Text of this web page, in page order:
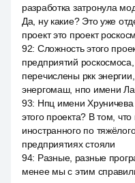
разработка затронула
Да, ну какие? Это уже
проект это проект
92: Сложность этого
предприятий
перечислены ркк
энергомаш, нпо имени
93: Нпц имени Хруничева
этого проекта? В том,
иностранного по
предприятиях стояли
94: Разные, разные
менее мы с этим